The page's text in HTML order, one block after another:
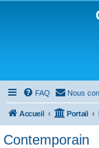
FAQ Nous
Accueil Portail
Contemporain